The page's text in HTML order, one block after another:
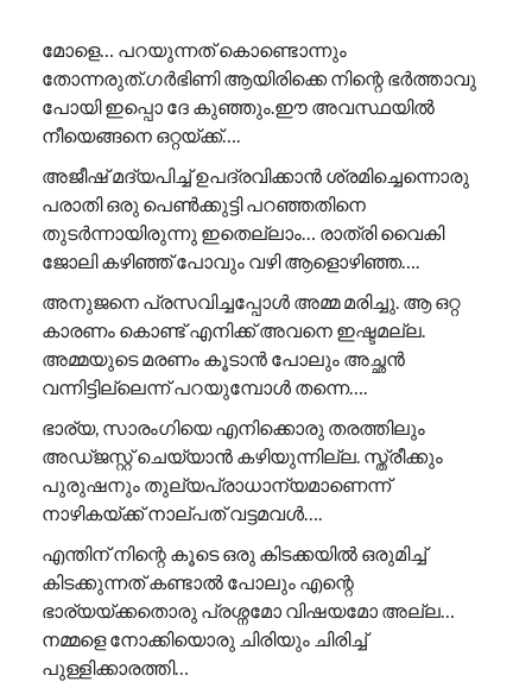
മോളെ… പറയുന്നത് കൊണ്ടൊന്നും
തോന്നരുത്.ഗർഭിണി ആയിരിക്കെ നിന്റെ ഭർത്താവു
പോയി ഇപ്പൊ ദേ കുഞ്ഞും.ഈ അവസ്ഥയിൽ
നീയെങ്ങനെ ഒറ്റയ്ക്ക്….
അജീഷ് മദ്യപിച്ച് ഉപദ്രവിക്കാൻ ശ്രമിച്ചെന്നൊരു
പരാതി ഒരു പെൺക്കുട്ടി പറഞ്ഞതിനെ
തുടർന്നായിരുന്നു ഇതെല്ലാം… രാത്രി വൈകി
ജോലി കഴിഞ്ഞ് പോവും വഴി ആളൊഴിഞ്ഞ….
അനുജനെ പ്രസവിച്ചപ്പോൾ അമ്മ മരിച്ചു. ആ ഒറ്റ
കാരണം കൊണ്ട് എനിക്ക് അവനെ ഇഷ്ടമല്ല.
അമ്മയുടെ മരണം കൂടാൻ പോലും അച്ഛൻ
വന്നിട്ടില്ലെന്ന് പറയുമ്പോൾ തന്നെ….
ഭാര്യ, സാരംഗിയെ എനിക്കൊരു തരത്തിലും
അഡ്ജസ്റ്റ് ചെയ്യാൻ കഴിയുന്നില്ല. സ്ത്രീക്കും
പുരുഷനും തുല്യപ്രാധാന്യമാണെന്ന്
നാഴികയ്ക്ക് നാല്പത് വട്ടമവൾ….
എന്തിന് നിന്റെ കൂടെ ഒരു കിടക്കയിൽ ഒരുമിച്ച്
കിടക്കുന്നത് കണ്ടാൽ പോലും എന്റെ
ഭാര്യയ്ക്കതൊരു പ്രശ്നമോ വിഷയമോ അല്ല…
നമ്മളെ നോക്കിയൊരു ചിരിയും ചിരിച്ച്
പുള്ളിക്കാരത്തി…